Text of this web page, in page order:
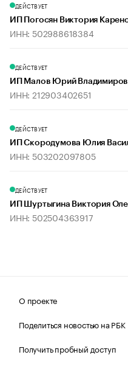
ДЕЙСТВУЕТ
ИП Погосян Виктория
ИНН: 502988618384
ДЕЙСТВУЕТ
ИП Малов Юрий
ИНН: 212903402651
ДЕЙСТВУЕТ
ИП Скородумова Юлия
ИНН: 503202097805
ДЕЙСТВУЕТ
ИП Шуртыгина Виктория
ИНН: 502504363917
О проекте
Поделиться новостью на РБК
Получить пробный доступ